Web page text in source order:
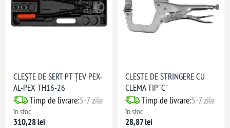
CLEŞTE DE SERT PT ŢEV PEX-
AL-PEX TH16-26
Timp de livrare:5-7 zile
în stoc
310,28 lei
CLESTE DE STRINGERE CU
CLEMA TIP "C"
Timp de livrare:5-7 zile
în stoc
28,87 lei